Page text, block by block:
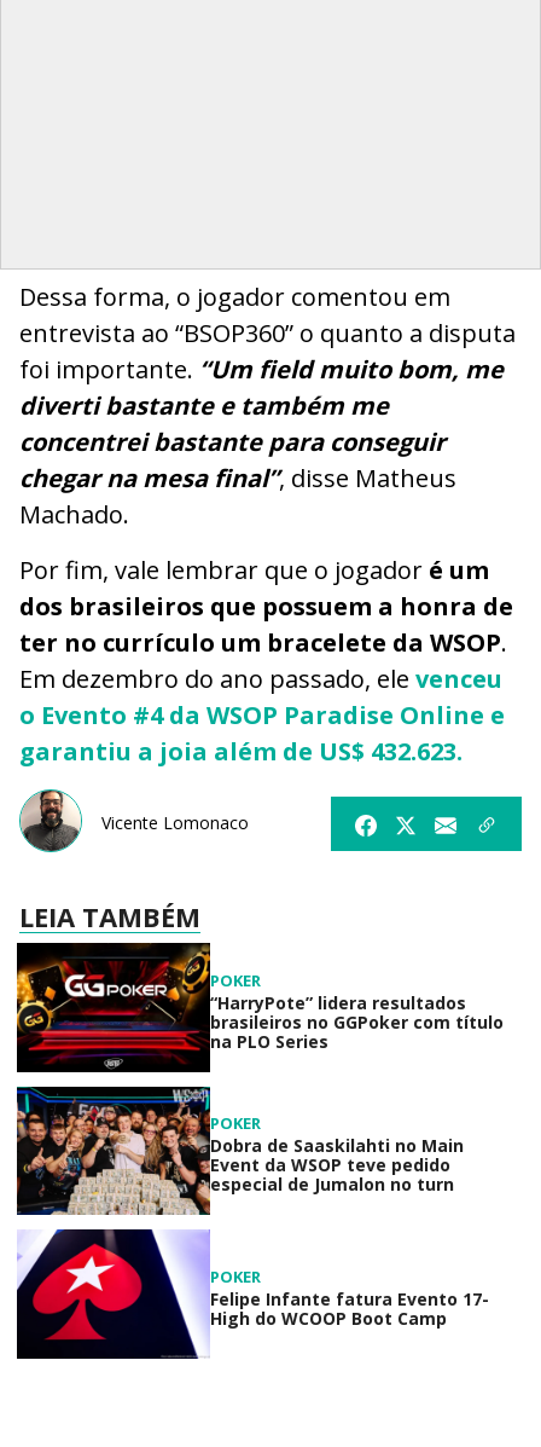
Dessa forma, o jogador comentou em
entrevista ao “BSOP360” o quanto a disputa
foi importante. “Um field muito bom, me
diverti bastante e também me
concentrei bastante para conseguir
chegar na mesa final”, disse Matheus
Machado.
Por fim, vale lembrar que o jogador é um
dos brasileiros que possuem a honra de
ter no currículo um bracelete da WSOP.
Em dezembro do ano passado, ele venceu
o Evento #4 da WSOP Paradise Online e
garantiu a joia além de US$ 432.623.
Vicente Lomonaco
LEIA TAMBÉM
POKER
“HarryPote” lidera resultados
brasileiros no GGPoker com título
na PLO Series
POKER
Dobra de Saaskilahti no Main
Event da WSOP teve pedido
especial de Jumalon no turn
POKER
Felipe Infante fatura Evento 17-
High do WCOOP Boot Camp